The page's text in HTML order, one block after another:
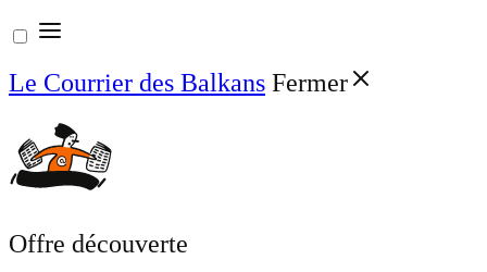
Aller
au
contenu
Le Courrier des Balkans Fermer
Offre découverte